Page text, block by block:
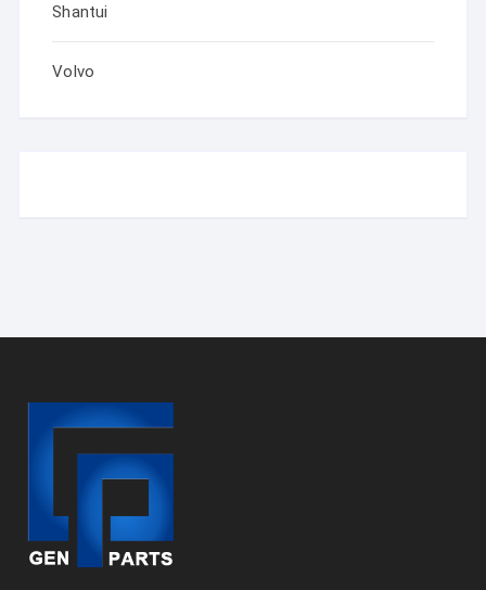
Shantui
Volvo